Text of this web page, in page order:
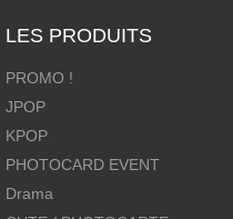
LES PRODUITS
PROMO !
JPOP
KPOP
PHOTOCARD EVENT
Drama